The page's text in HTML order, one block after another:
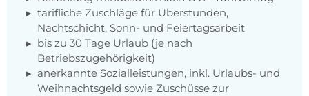
tarifliche Zuschläge für Überstunden,
Nachtschicht, Sonn- und Feiertagsarbeit
bis zu 30 Tage Urlaub (je nach
Betriebszugehörigkeit)
anerkannte Sozialleistungen, inkl. Urlaubs- und
Weihnachtsgeld sowie Zuschüsse zur